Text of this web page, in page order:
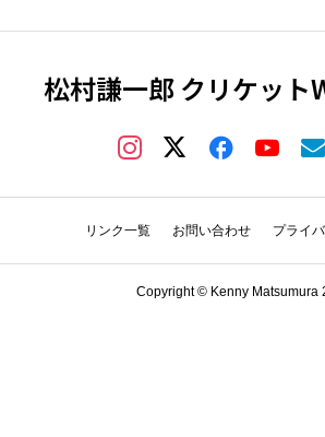
松村謙一郎 クリケット
リンク一覧 お問い合わせ プライ
Copyright © Kenny Matsumura